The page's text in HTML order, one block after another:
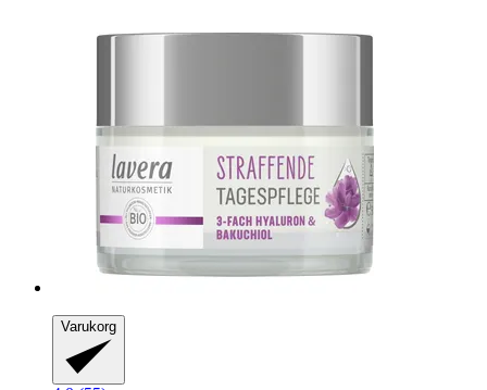
Varukorg